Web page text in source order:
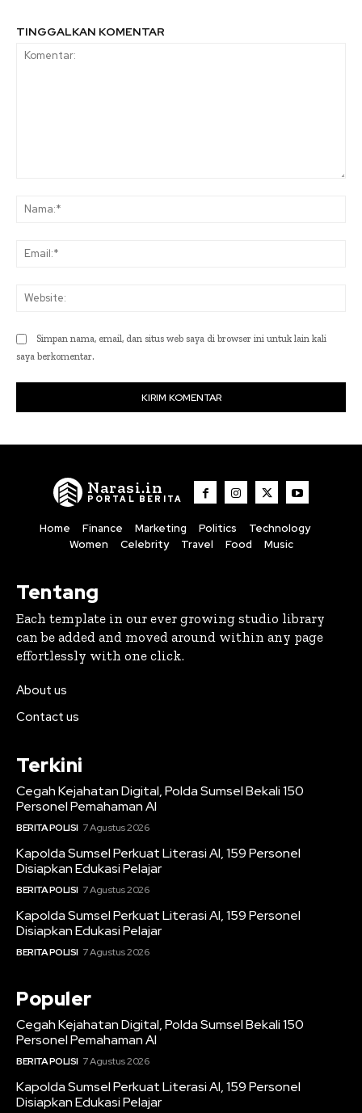
TINGGALKAN KOMENTAR
Simpan nama, email, dan situs web saya di browser ini untuk lain kali
saya berkomentar.
Narasi.in
PORTAL BERITA
Home Finance Marketing Politics
Technology
Women
Celebrity Travel Food Music
Tentang
Each template in our ever growing studio library
can be added and moved around within any page
effortlessly with one click.
About us
Contact us
Terkini
Cegah Kejahatan Digital, Polda Sumsel Bekali 150
Personel Pemahaman AI
BERITA POLISI 7 Agustus 2026
Kapolda Sumsel Perkuat Literasi AI, 159 Personel
Disiapkan Edukasi Pelajar
BERITA POLISI 7 Agustus 2026
Kapolda Sumsel Perkuat Literasi AI, 159 Personel
Disiapkan Edukasi Pelajar
BERITA POLISI 7 Agustus 2026
Populer
Cegah Kejahatan Digital, Polda Sumsel Bekali 150
Personel Pemahaman AI
BERITA POLISI 7 Agustus 2026
Kapolda Sumsel Perkuat Literasi AI, 159 Personel
Disiapkan Edukasi Pelajar